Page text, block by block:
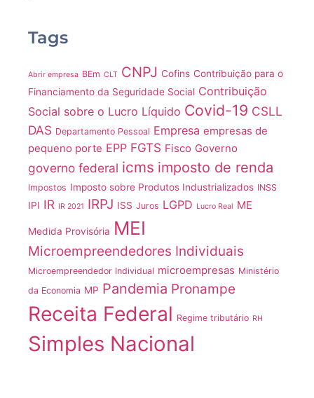
Tags
Abrir empresa BEm CLT CNPJ Cofins Contribuição para o
Financiamento da Seguridade Social Contribuição
Social sobre o Lucro Líquido Covid-19 CSLL
DAS Departamento Pessoal Empresa empresas de
pequeno porte EPP FGTS Fisco Governo
governo federal icms imposto de renda
Impostos Imposto sobre Produtos Industrializados INSS
IPI IR IR 2021 IRPJ ISS Juros LGPD Lucro Real ME
Medida Provisória MEI
Microempreendedores Individuais
Microempreendedor Individual microempresas Ministério
da Economia MP Pandemia Pronampe
Receita Federal Regime tributário RH
Simples Nacional